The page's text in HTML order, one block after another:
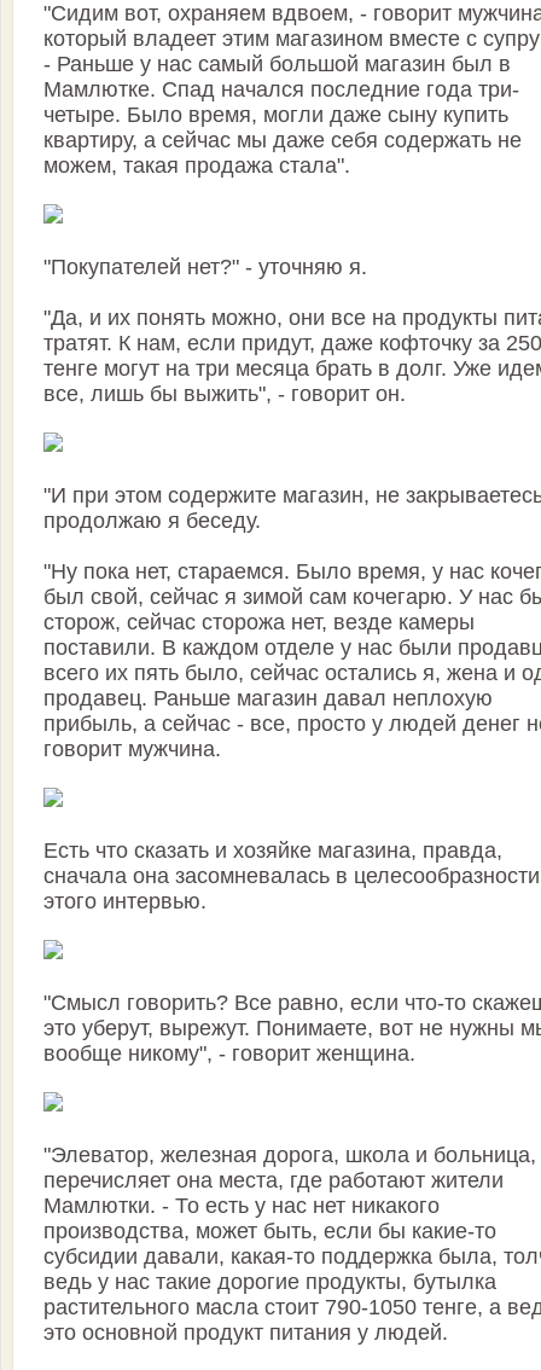
"Сидим вот, охраняем вдвоем, - говорит
который владеет этим магазином вместе с
- Раньше у нас самый большой магазин был в
Мамлютке. Спад начался последние года три-
четыре. Было время, могли даже сыну купить
квартиру, а сейчас мы даже себя содержать не
можем, такая продажа стала".
"Покупателей нет?" - уточняю я.
"Да, и их понять можно, они все на продукты
тратят. К нам, если придут, даже кофточку за
тенге могут на три месяца брать в долг. Уже
все, лишь бы выжить", - говорит он.
"И при этом содержите магазин, не
продолжаю я беседу.
"Ну пока нет, стараемся. Было время, у нас
был свой, сейчас я зимой сам кочегарю. У нас
сторож, сейчас сторожа нет, везде камеры
поставили. В каждом отделе у нас были
всего их пять было, сейчас остались я, жена и
продавец. Раньше магазин давал неплохую
прибыль, а сейчас - все, просто у людей денег
говорит мужчина.
Есть что сказать и хозяйке магазина, правда,
сначала она засомневалась в целесообразности
этого интервью.
"Смысл говорить? Все равно, если что-то
это уберут, вырежут. Понимаете, вот не нужны
вообще никому", - говорит женщина.
"Элеватор, железная дорога, школа и больница,
перечисляет она места, где работают жители
Мамлютки. - То есть у нас нет никакого
производства, может быть, если бы какие-то
субсидии давали, какая-то поддержка была,
ведь у нас такие дорогие продукты, бутылка
растительного масла стоит 790-1050 тенге, а
это основной продукт питания у людей.